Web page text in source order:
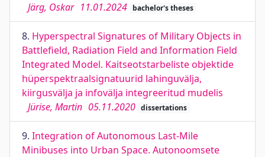
Järg, Oskar 11.01.2024 bachelor's theses
8. Hyperspectral Signatures of Military Objects in
Battlefield, Radiation Field and Information Field
Integrated Model. Kaitseotstarbeliste objektide
hüperspektraalsignatuurid lahinguvälja,
kiirgusvälja ja infovälja integreeritud mudelis
Jürise, Martin 05.11.2020 dissertations
9. Integration of Autonomous Last-Mile
Minibuses into Urban Space. Autonoomsete